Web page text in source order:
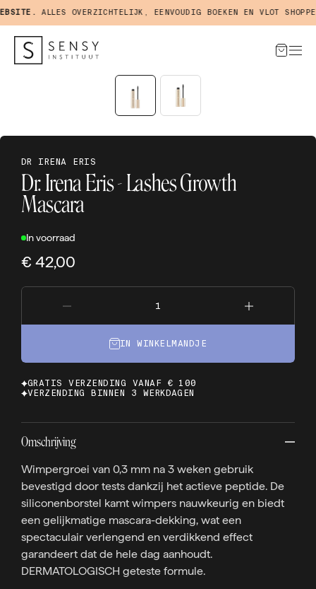
ALLES OVERZICHTELIJK, EENVOUDIG BOEKEN EN VLOT
DR IRENA ERIS
Dr. Irena Eris - Lashes Growth
Mascara
In voorraad
€ 42,00
IN WINKELMANDJE
GRATIS VERZENDING VANAF € 100
VERZENDING BINNEN 3 WERKDAGEN
Omschrijving
Wimpergroei van 0,3 mm na 3 weken gebruik
bevestigd door tests dankzij het actieve peptide. De
siliconenborstel kamt wimpers nauwkeurig en biedt
een gelijkmatige mascara-dekking, wat een
spectaculair verlengend en verdikkend effect
garandeert dat de hele dag aanhoudt.
DERMATOLOGISCH geteste formule.